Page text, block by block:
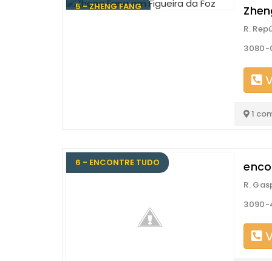
5 - ZHENG FANG
R.
3080-
1
6 - ENCONTRE TUDO
R.
3090-